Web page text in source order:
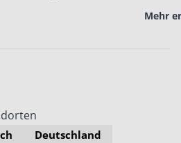
Mehr
Deutschland